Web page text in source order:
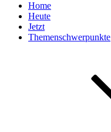
Home
Heute
Jetzt
Themenschwerpunkte